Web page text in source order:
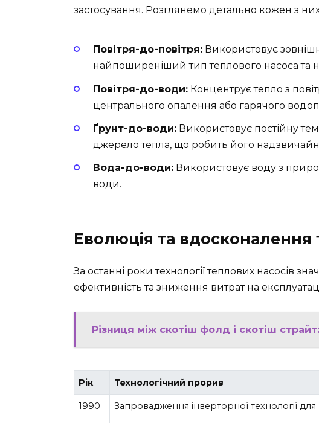
застосування. Розглянемо детально кожен з
Повітря-до-повітря: Використовує
найпоширеніший тип теплового насоса та
Повітря-до-води: Концентрує тепло з
центрального опалення або гарячого
Ґрунт-до-води: Використовує постійну
джерело тепла, що робить його
Вода-до-води: Використовує воду з
води.
Еволюція та вдосконалення
За останні роки технології теплових насосів
ефективність та зниження витрат на
Різниця між скотіш фолд і скотіш
Рік Технологічний прорив
1990 Запровадження інверторної технології